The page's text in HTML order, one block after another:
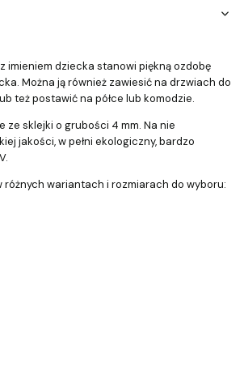
imieniem dziecka stanowi piękną ozdobę
Można ją również zawiesić na drzwiach do
też postawić na półce lub komodzie.
ze sklejki o grubości 4 mm. Na nie
jakości, w pełni ekologiczny, bardzo
różnych wariantach i rozmiarach do wyboru: